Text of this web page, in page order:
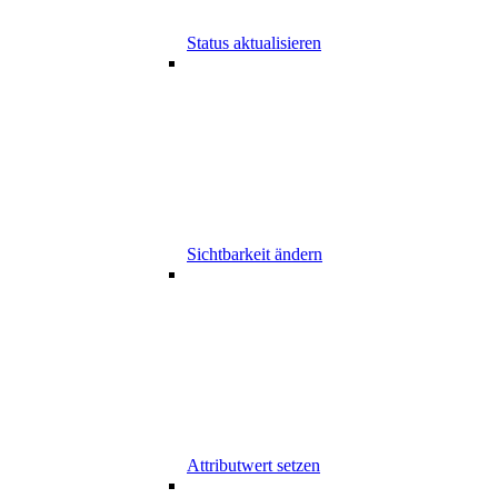
Status aktualisieren
Sichtbarkeit ändern
Attributwert setzen